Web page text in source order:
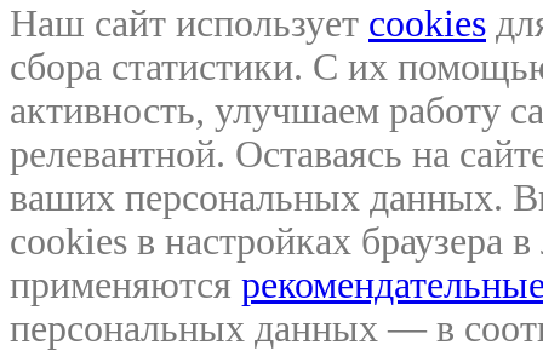
Наш сайт использует cookies
сбора статистики. С их
активность, улучшаем работу
релевантной. Оставаясь на
ваших персональных данных.
cookies в настройках браузера
применяются
персональных данных — в